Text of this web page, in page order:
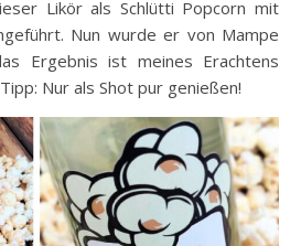
Likör als Schlütti Popcorn mit
Nun wurde er von Mampe
Ergebnis ist meines Erachtens
Nur als Shot pur genießen!